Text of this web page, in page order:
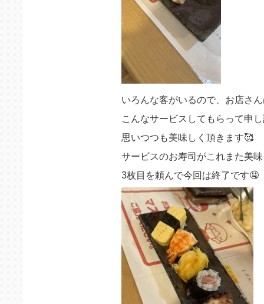
いろんな客がいるので、お店さ
こんなサービスしてもらって申
思いつつも美味しく頂きます🥰
サービスのお寿司がこれまた美
3枚目を頼んで今回は終了です🤤